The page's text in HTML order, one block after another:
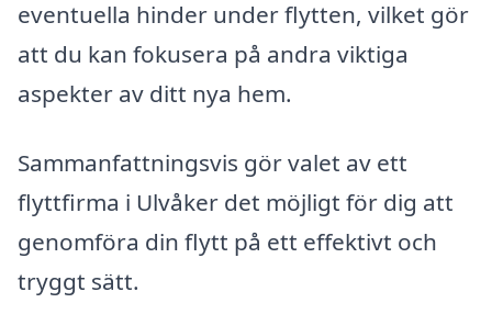
eventuella hinder under flytten, vilket gör
att du kan fokusera på andra viktiga
aspekter av ditt nya hem.
Sammanfattningsvis gör valet av ett
flyttfirma i Ulvåker det möjligt för dig att
genomföra din flytt på ett effektivt och
tryggt sätt.